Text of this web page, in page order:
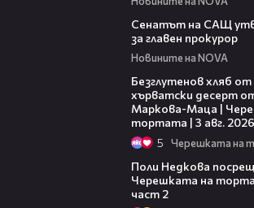
Сенатът на САЩ
за главен прокурор
Новините на NOVA
Безглутенов хляб
хърватски десерт
Маркова-Маца |
тортата | 3 авг.
5
Поли Недкова
Черешката на
част 2